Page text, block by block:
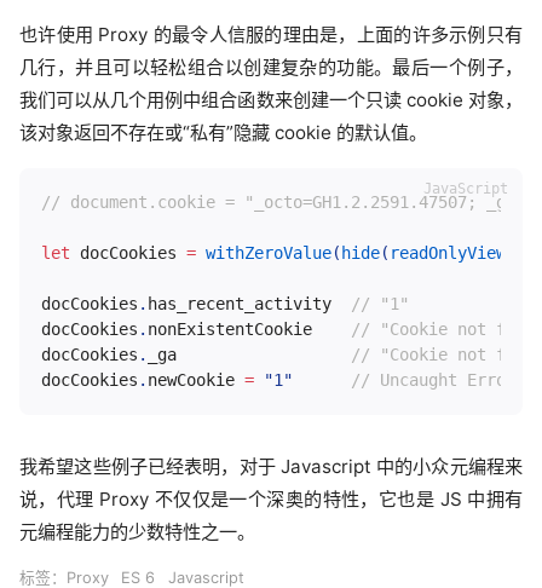
也许使用 Proxy 的最令人信服的理由是，上面的许多示例只有
几行，并且可以轻松组合以创建复杂的功能。最后一个例子，
我们可以从几个用例中组合函数来创建一个只读 cookie 对象，
该对象返回不存在或“私有”隐藏 cookie 的默认值。
// document.cookie = "_octo=GH1.2.2591.47507;
let docCookies = withZeroValue( hide( readOnlyView
docCookies . has_recent_activity
// "1"
docCookies . nonExistentCookie
// "Cookie not
docCookies . _ga
// "Cookie not
docCookies . newCookie = "1" // Uncaught Error:
我希望这些例子已经表明，对于 Javascript 中的小众元编程来
说，代理 Proxy 不仅仅是一个深奥的特性，它也是 JS 中拥有
元编程能力的少数特性之一。
标签： Proxy ES 6 Javascript